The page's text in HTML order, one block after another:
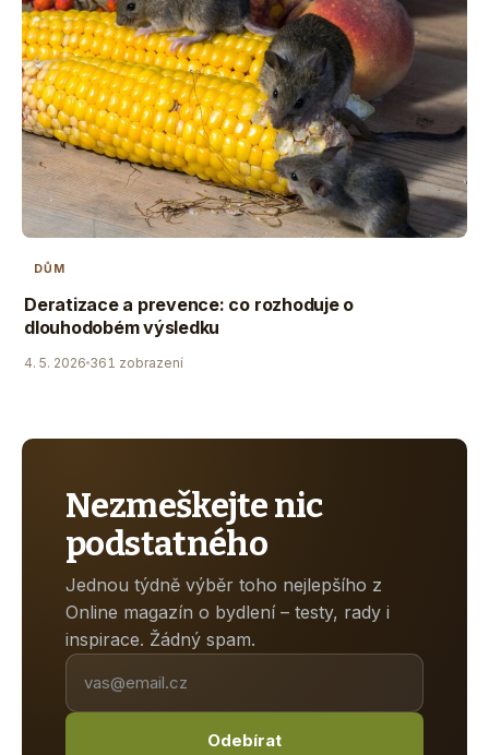
DŮM
Deratizace a prevence: co rozhoduje o
dlouhodobém výsledku
4. 5. 2026 361 zobrazení
Nezmeškejte nic
podstatného
Jednou týdně výběr toho nejlepšího z
Online magazín o bydlení – testy, rady i
inspirace. Žádný spam.
Odebírat